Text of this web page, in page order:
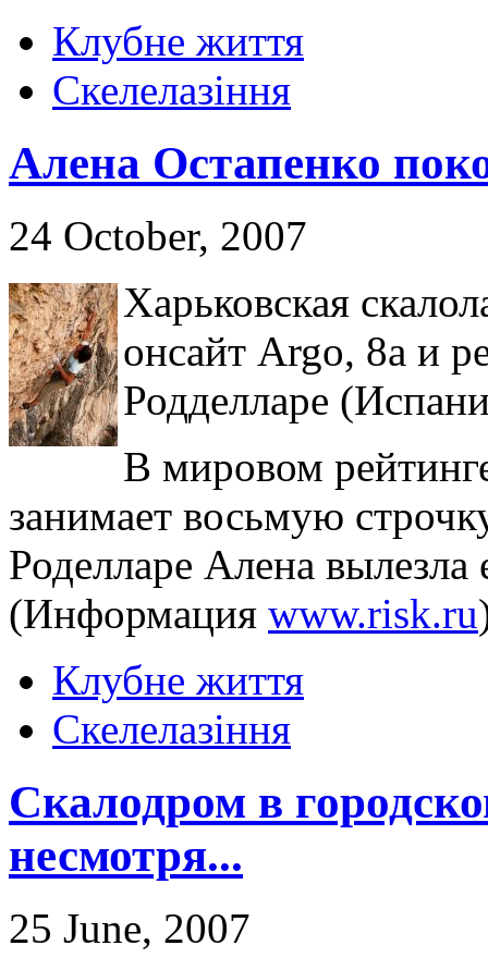
Клубне життя
Скелелазіння
Алена Остапенко
24 October, 2007
Харьковская
онсайт Argo, 8a и
Родделларе
В мировом
занимает восьмую
Роделларе Алена
(Информация www.risk.ru
Клубне життя
Скелелазіння
Скалодром в
несмотря...
25 June, 2007